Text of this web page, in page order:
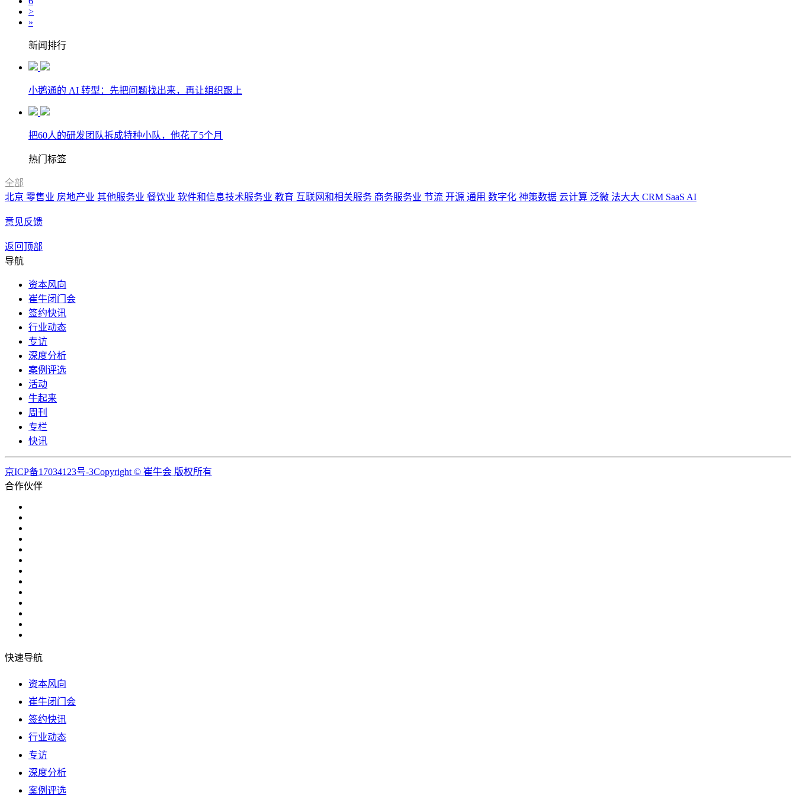
>
»
新闻排行
小鹅通的 AI 转型：先把问题找出来，再让组织跟上
把60人的研发团队拆成特种小队，他花了5个月
热门标签
全部
北京 零售业 房地产业 其他服务业 餐饮业 软件和信息技术服务业 教育 互联网和相关服务 商务服务业 节流 开源 通用 数字化 神策数据 云计算 泛微 法大大 CRM SaaS AI
意见反馈
返回顶部
导航
资本风向
崔牛闭门会
签约快讯
行业动态
专访
深度分析
案例评选
活动
牛起来
周刊
专栏
快讯
京ICP备17034123号-3Copyright © 崔牛会 版权所有
合作伙伴
快速导航
资本风向
崔牛闭门会
签约快讯
行业动态
专访
深度分析
案例评选